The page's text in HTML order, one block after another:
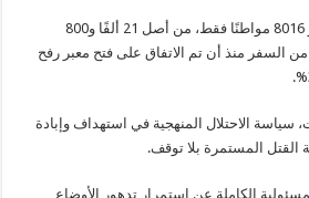
وذكر أن الاحتلال سمح بسفر 8016 مواطنًا فقط، من أصل 21 ألفًا و800
السفر منذ أن تم الاتفاق على فتح معبر رفح
سياسة الاحتلال المنهجية في استهداف وإبادة
المستمرة بلا توقف.
الكاملة عن استمرار تدهور الأوضاع